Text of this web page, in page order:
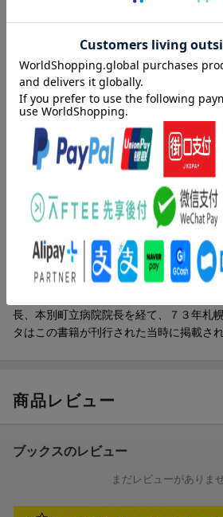
第１章 患者の代表的な症状（こんな目
者はどう治っていったか／めまい、耳鳴
い）／第２章 めまい、耳鳴りをこうし
耳鳴り患者の悲惨さ／めまいと耳鳴りの
難聴の治療法 ほか）／第３章 患者の症
（多くの人がめまいや耳鳴りに悩んでい
型例／再発時の薬の勝手な飲み方や、
ほか）
著者情報（「BOOK」データベ
七戸満雄（シチノヘミツオ）
しちのへ内科医院院長。１９３１年樺太
校、北海道大学教養部卒業。その後、札
長、本別町立病院院長を経て、７３年札
タはこの書籍が刊行された当時に掲載さ
商品レビュー
ブックスのレビュー
まだレビューがありませ